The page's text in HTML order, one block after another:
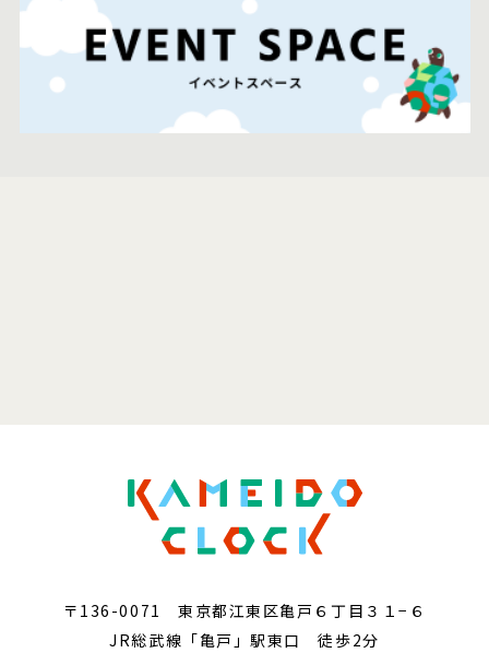
〒136-0071 東京都江東区亀戸６丁目３１−６
JR総武線「亀戸」駅東口 徒歩2分